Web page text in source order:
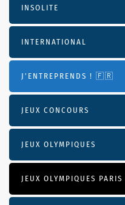
INSOLITE
INTERNATIONAL
J'ENTREPRENDS ! 🇫🇷
JEUX CONCOURS
JEUX OLYMPIQUES
JEUX OLYMPIQUES